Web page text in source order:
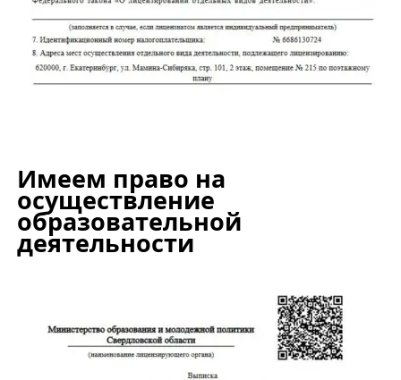
Имеем право на
осуществление
образовательной
деятельности